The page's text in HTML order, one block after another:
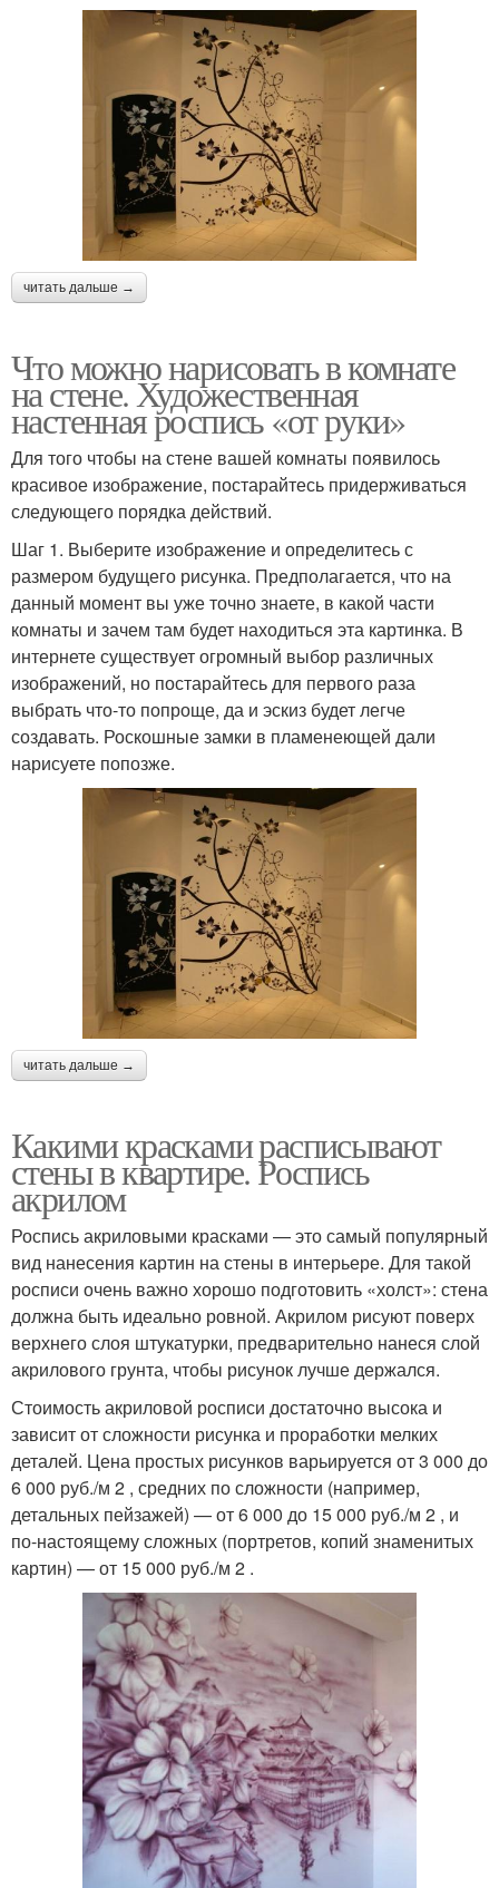
читать дальше →
Что можно нарисовать в комнате
на стене. Художественная
настенная роспись «от руки»
Для того чтобы на стене вашей комнаты появилось
красивое изображение, постарайтесь придерживаться
следующего порядка действий.
Шаг 1. Выберите изображение и определитесь с
размером будущего рисунка. Предполагается, что на
данный момент вы уже точно знаете, в какой части
комнаты и зачем там будет находиться эта картинка. В
интернете существует огромный выбор различных
изображений, но постарайтесь для первого раза
выбрать что-то попроще, да и эскиз будет легче
создавать. Роскошные замки в пламенеющей дали
нарисуете попозже.
читать дальше →
Какими красками расписывают
стены в квартире. Роспись
акрилом
Роспись акриловыми красками — это самый популярный
вид нанесения картин на стены в интерьере. Для такой
росписи очень важно хорошо подготовить «холст»: стена
должна быть идеально ровной. Акрилом рисуют поверх
верхнего слоя штукатурки, предварительно нанеся слой
акрилового грунта, чтобы рисунок лучше держался.
Стоимость акриловой росписи достаточно высока и
зависит от сложности рисунка и проработки мелких
деталей. Цена простых рисунков варьируется от 3 000 до
6 000 руб./м 2 , средних по сложности (например,
детальных пейзажей) — от 6 000 до 15 000 руб./м 2 , и
по-настоящему сложных (портретов, копий знаменитых
картин) — от 15 000 руб./м 2 .